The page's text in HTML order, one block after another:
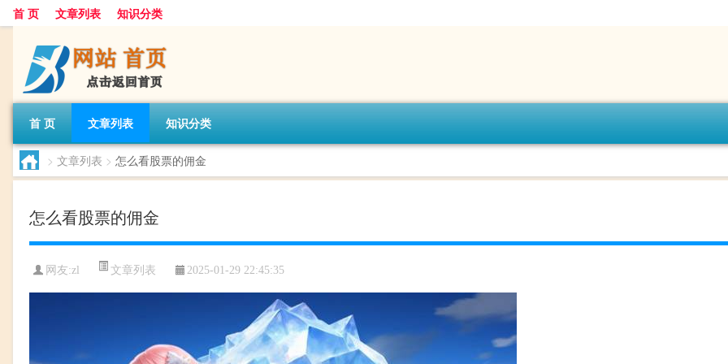
首 页 文章列表 知识分类
首 页 文章列表 知识分类
> 文章列表 > 怎么看股票的佣金
怎么看股票的佣金
网友:zl 文章列表 2025-01-29 22:45:35